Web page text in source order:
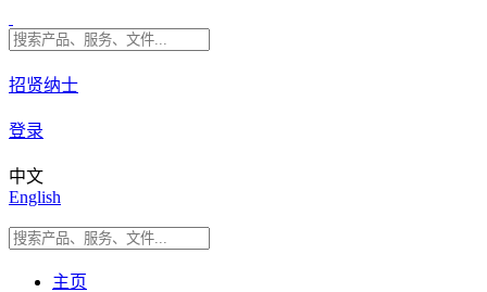
招贤纳士
登录
中文
English
主页